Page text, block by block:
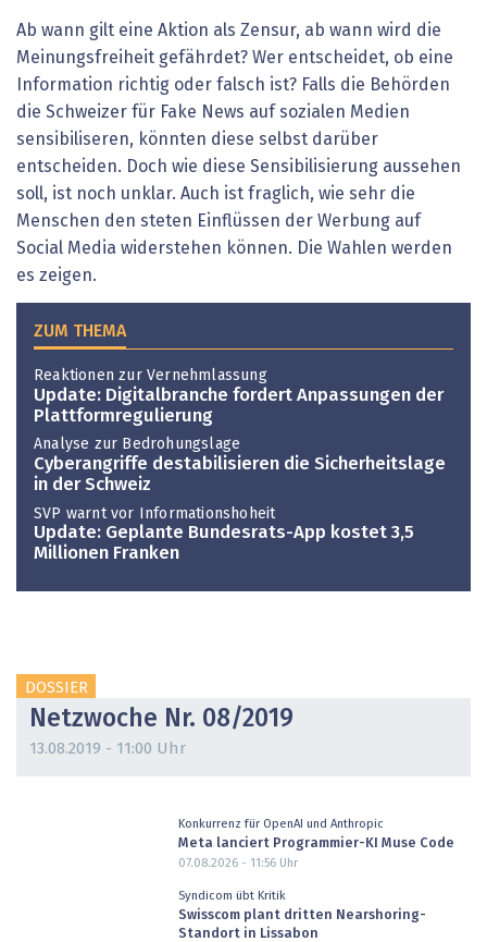
Ab wann gilt eine Aktion als Zensur, ab wann wird die
Meinungsfreiheit gefährdet? Wer entscheidet, ob eine
Information richtig oder falsch ist? Falls die Behörden
die Schweizer für Fake News auf sozialen Medien
sensibiliseren, könnten diese selbst darüber
entscheiden. Doch wie diese Sensibilisierung aussehen
soll, ist noch unklar. Auch ist fraglich, wie sehr die
Menschen den steten Einflüssen der Werbung auf
Social Media widerstehen können. Die Wahlen werden
es zeigen.
ZUM THEMA
Reaktionen zur Vernehmlassung
Update: Digitalbranche fordert Anpassungen der
Plattformregulierung
Analyse zur Bedrohungslage
Cyberangriffe destabilisieren die Sicherheitslage
in der Schweiz
SVP warnt vor Informationshoheit
Update: Geplante Bundesrats-App kostet 3,5
Millionen Franken
DOSSIER
Netzwoche Nr. 08/2019
13.08.2019 - 11:00 Uhr
Konkurrenz für OpenAI und Anthropic
Meta lanciert Programmier-KI Muse Code
07.08.2026 - 11:56Uhr
Syndicom übt Kritik
Swisscom plant dritten Nearshoring-
Standort in Lissabon